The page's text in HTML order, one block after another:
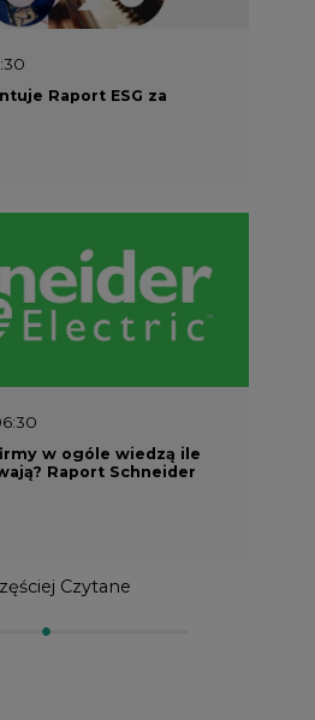
Raport ESG za
w ogóle wiedzą ile
Raport Schneider
Czytane